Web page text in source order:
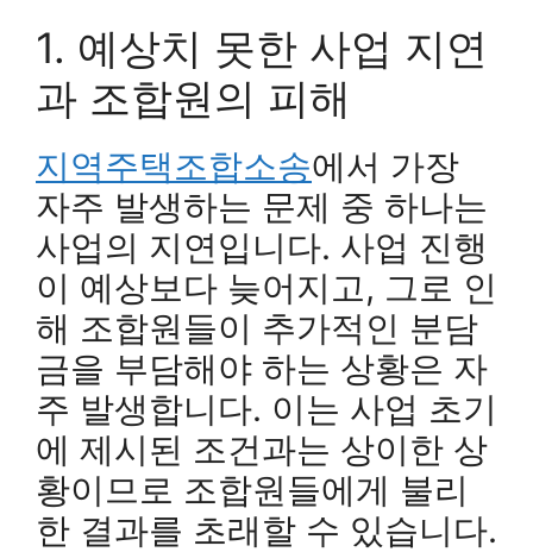
1. 예상치 못한 사업 지연
과 조합원의 피해
지역주택조합소송에서 가장
자주 발생하는 문제 중 하나는
사업의 지연입니다. 사업 진행
이 예상보다 늦어지고, 그로 인
해 조합원들이 추가적인 분담
금을 부담해야 하는 상황은 자
주 발생합니다. 이는 사업 초기
에 제시된 조건과는 상이한 상
황이므로 조합원들에게 불리
한 결과를 초래할 수 있습니다.